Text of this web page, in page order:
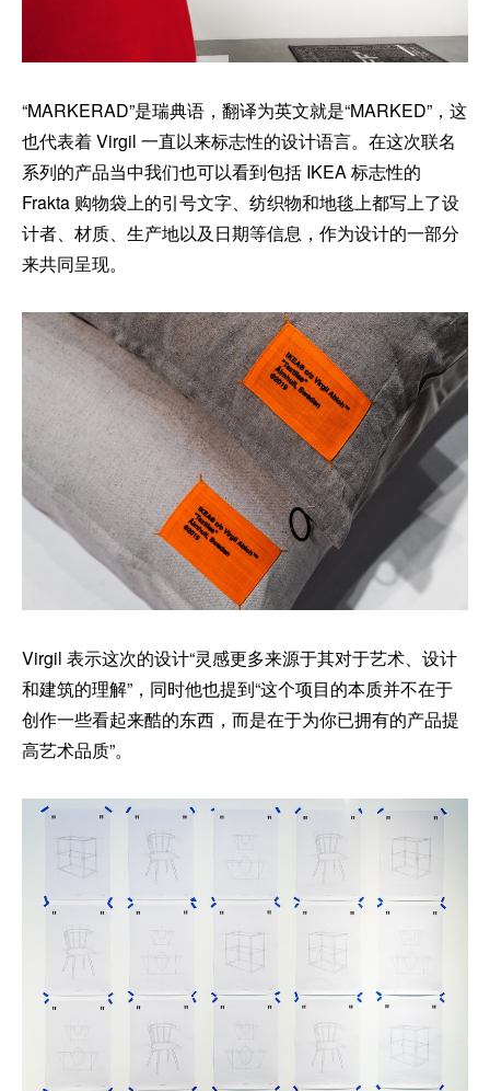
“MARKERAD”是瑞典语，翻译为英文就是“MARKED”，这
也代表着 Virgil 一直以来标志性的设计语言。在这次联名
系列的产品当中我们也可以看到包括 IKEA 标志性的
Frakta 购物袋上的引号文字、纺织物和地毯上都写上了设
计者、材质、生产地以及日期等信息，作为设计的一部分
来共同呈现。
Virgil 表示这次的设计“灵感更多来源于其对于艺术、设计
和建筑的理解”，同时他也提到“这个项目的本质并不在于
创作一些看起来酷的东西，而是在于为你已拥有的产品提
高艺术品质”。